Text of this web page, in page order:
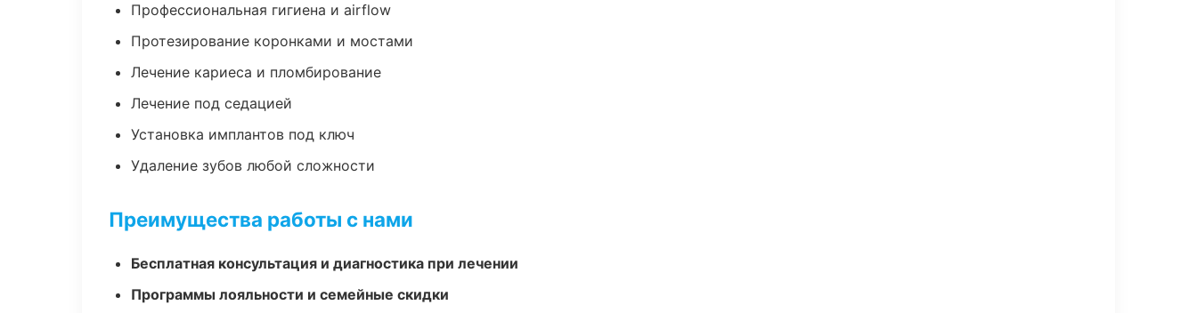
Профессиональная гигиена и airflow
Протезирование коронками и мостами
Лечение кариеса и пломбирование
Лечение под седацией
Установка имплантов под ключ
Удаление зубов любой сложности
Преимущества работы с нами
Бесплатная консультация и диагностика при лечении
Программы лояльности и семейные скидки